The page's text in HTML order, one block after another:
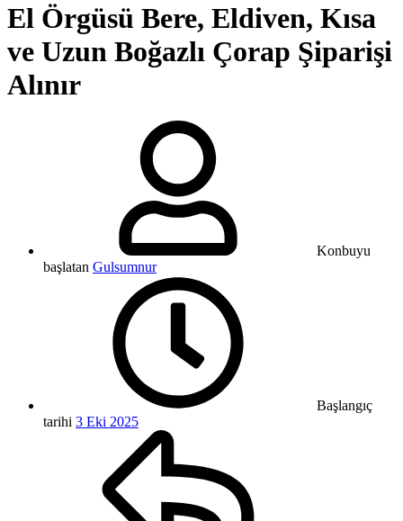
El Örgüsü Bere, Eldiven, Kısa
ve Uzun Boğazlı Çorap Şiparişi
Alınır
Konbuyu
başlatan Gulsumnur
Başlangıç
tarihi 3 Eki 2025